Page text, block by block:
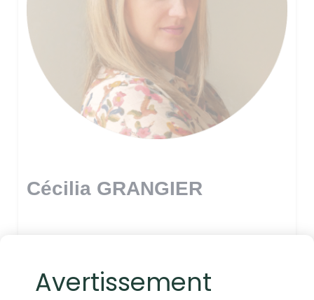
Cécilia GRANGIER
Avertissement